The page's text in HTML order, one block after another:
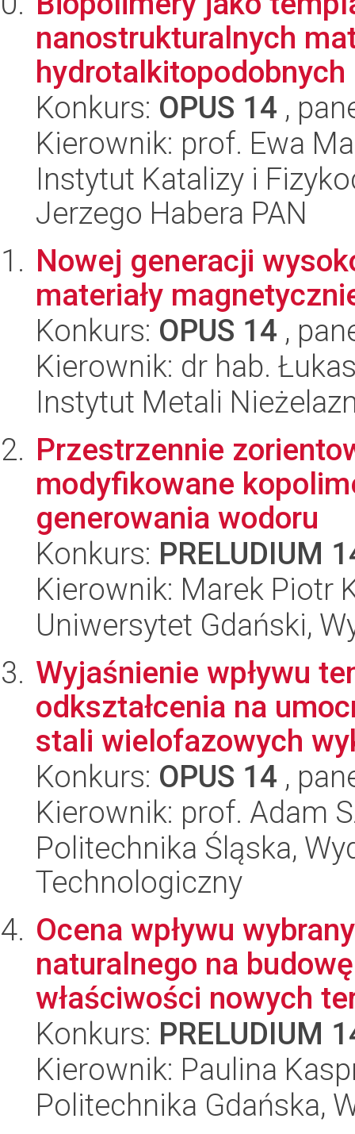
nanostrukturalnych
Konkurs: OPUS 14 ,
Kierownik: prof. Ewa
Instytut Katalizy i
Jerzego Habera PAN
Nowej generacji
materiały
Konkurs: OPUS 14 ,
Kierownik: dr hab.
Instytut Metali
Przestrzennie
modyfikowane
generowania wodoru
Konkurs: PRELUDIUM
Kierownik: Marek Piotr
Uniwersytet Gdański,
Wyjaśnienie wpływu
odkształcenia na
stali wielofazowych
Konkurs: OPUS 14 ,
Kierownik: prof. Adam
Politechnika Śląska,
Technologiczny
Ocena wpływu
naturalnego na
właściwości nowych
Konkurs: PRELUDIUM
Kierownik: Paulina
Politechnika Gdańska,